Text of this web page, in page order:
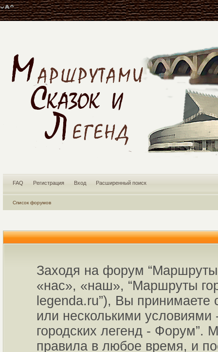
FAQ Регистрация Вход Расширенный поиск
Список форумов
Заходя на форум
«нас», «наш», “Маршруты
legenda.ru”), Вы
или несколькими
городских легенд - Форум”.
правила в любое время, и